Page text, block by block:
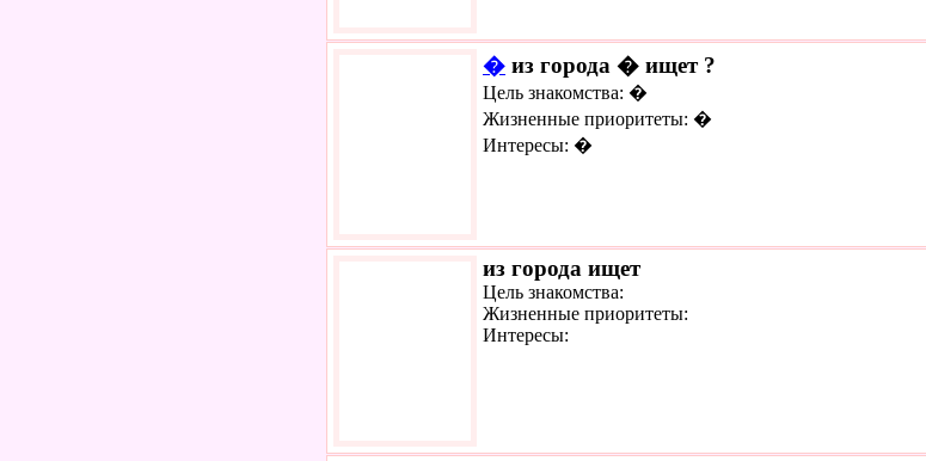
� из города � ищет ?
Цель знакомства: �
Жизненные приоритеты: �
Интересы: �
из города ищет
Цель знакомства:
Жизненные приоритеты:
Интересы: